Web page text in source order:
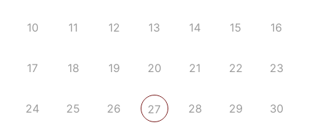
10 11 12 13 14 15 16
17 18 19 20 21 22 23
24 25 26 27 28 29 30